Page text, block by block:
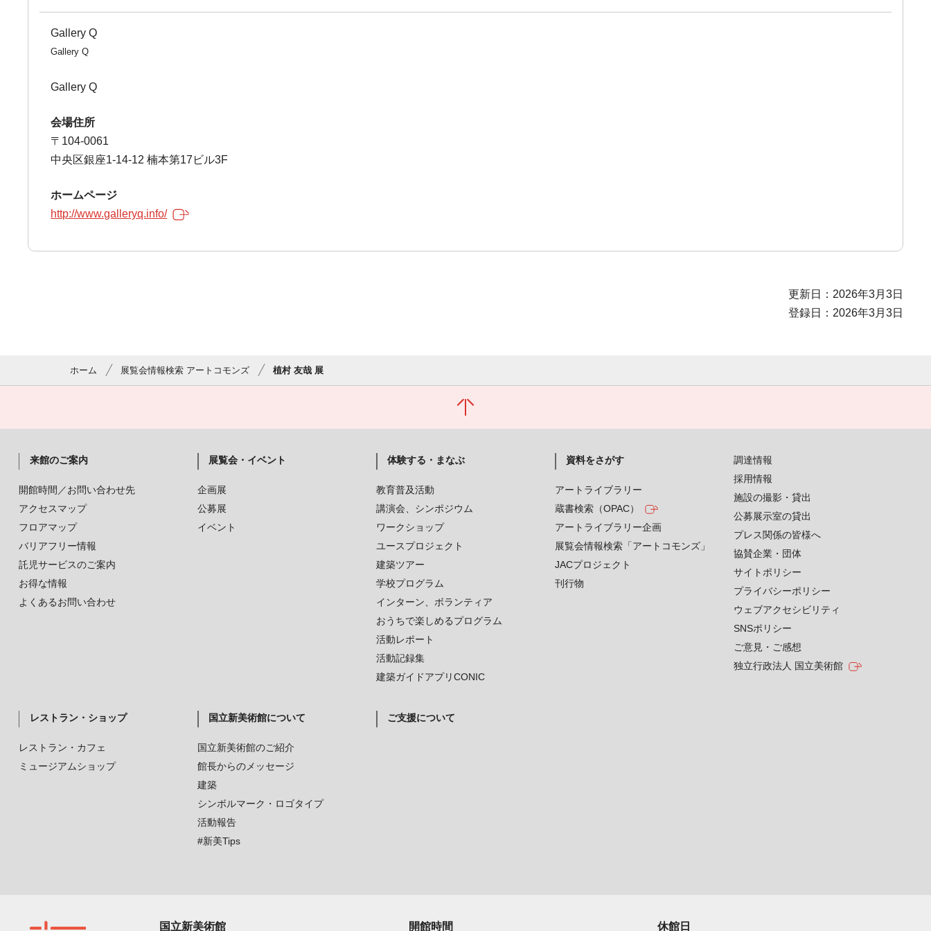
Gallery Q
Gallery Q
Gallery Q
会場住所
〒104-0061
中央区銀座1-14-12 楠本第17ビル3F
ホームページ
http://www.galleryq.info/
更新日：2026年3月3日
登録日：2026年3月3日
ホーム 展覧会情報検索 アートコモンズ 植村 友哉 展
来館のご案内
開館時間／お問い合わせ先
アクセスマップ
フロアマップ
バリアフリー情報
託児サービスのご案内
お得な情報
よくあるお問い合わせ
展覧会・イベント
企画展
公募展
イベント
体験する・まなぶ
教育普及活動
講演会、シンポジウム
ワークショップ
ユースプロジェクト
建築ツアー
学校プログラム
インターン、ボランティア
おうちで楽しめるプログラム
活動レポート
活動記録集
建築ガイドアプリCONIC
資料をさがす
アートライブラリー
蔵書検索（OPAC）
アートライブラリー企画
展覧会情報検索「アートコモンズ」
JACプロジェクト
刊行物
レストラン・ショップ
レストラン・カフェ
ミュージアムショップ
国立新美術館について
国立新美術館のご紹介
館長からのメッセージ
建築
シンボルマーク・ロゴタイプ
活動報告
#新美Tips
ご支援について
調達情報
採用情報
施設の撮影・貸出
公募展示室の貸出
プレス関係の皆様へ
協賛企業・団体
サイトポリシー
プライバシーポリシー
ウェブアクセシビリティ
SNSポリシー
ご意見・ご感想
独立行政法人 国立美術館
国立新美術館 開館時間 休館日